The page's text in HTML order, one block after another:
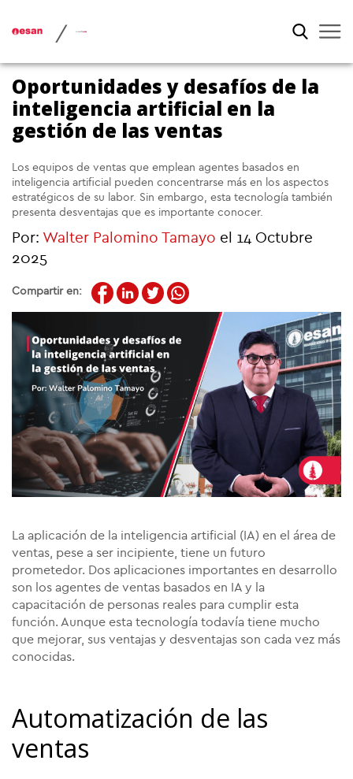
/
Oportunidades y desafíos de la
inteligencia artificial en la
gestión de las ventas
Los equipos de ventas que emplean agentes basados en
inteligencia artificial pueden concentrarse más en los aspectos
estratégicos de su labor. Sin embargo, esta tecnología también
presenta desventajas que es importante conocer.
Por: Walter Palomino Tamayo el 14 Octubre
2025
Compartir en:
La aplicación de la inteligencia artificial (IA) en el área de
ventas, pese a ser incipiente, tiene un futuro
prometedor. Dos aplicaciones importantes en desarrollo
son los agentes de ventas basados en IA y la
capacitación de personas reales para cumplir esta
función. Aunque esta tecnología todavía tiene mucho
que mejorar, sus ventajas y desventajas son cada vez más
conocidas.
Automatización de las
ventas